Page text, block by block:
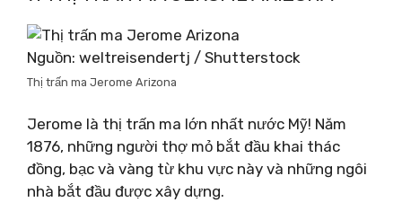
Nguồn: weltreisendertj / Shutterstock
Thị trấn ma Jerome Arizona
Jerome là thị trấn ma lớn nhất nước Mỹ! Năm
1876, những người thợ mỏ bắt đầu khai thác
đồng, bạc và vàng từ khu vực này và những ngôi
nhà bắt đầu được xây dựng.